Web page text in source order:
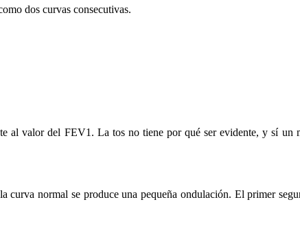
dos curvas consecutivas.
al valor del FEV1. La tos no tiene por qué ser evidente, y sí un
curva normal se produce una pequeña ondulación. El primer